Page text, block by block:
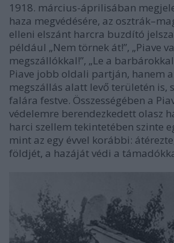
1918. március-áprilisában
haza megvédésére, az
elleni elszánt harcra buzdító
például „Nem törnek át!”, „Piave
megszállókkal!”, „Le a
Piave jobb oldali partján, hanem
megszállás alatt levő területén is,
falára festve. Összességében a
védelemre berendezkedett olasz
harci szellem tekintetében szinte
mint az egy évvel korábbi:
földjét, a hazáját védi a